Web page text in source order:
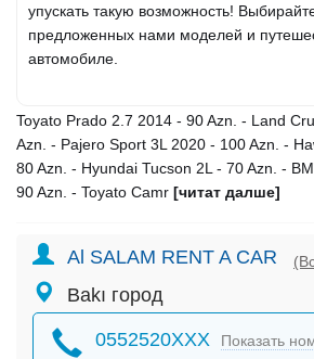
упускать такую ​​возможность!
предложенных нами моделей и
автомобиле.
Toyato Prado 2.7 2014 - 90 Azn. - Land
Azn. - Pajero Sport 3L 2020 - 100 Azn. -
80 Azn. - Hyundai Tucson 2L - 70 Azn. -
90 Azn. - Toyato Camr [читат далше]
Al SALAM RENT A CAR
Bakı город
0552520XXX Показать